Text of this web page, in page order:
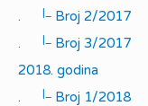
.
|_
Broj 2/2017
.
|_
Broj 3/2017
2018. godina
.
|_
Broj 1/2018